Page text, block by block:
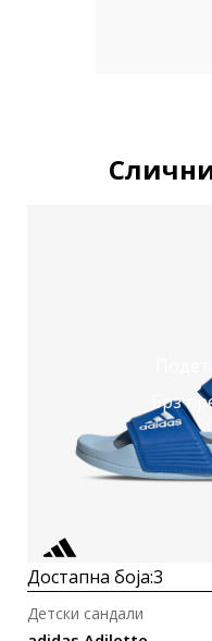
Брз
Достапна боја:3
Детски сандали